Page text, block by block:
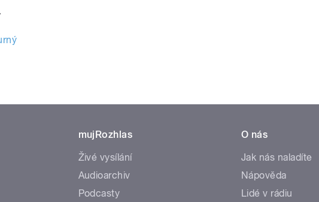
mujRozhlas
Živé vysílání
Audioarchiv
Podcasty
O nás
Jak nás naladíte
Nápověda
Lidé v rádiu